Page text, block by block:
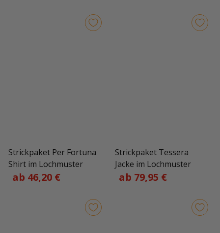
Strickpaket Per Fortuna
Shirt im Lochmuster
ab 46,20 €
Strickpaket Tessera
Jacke im Lochmuster
ab 79,95 €